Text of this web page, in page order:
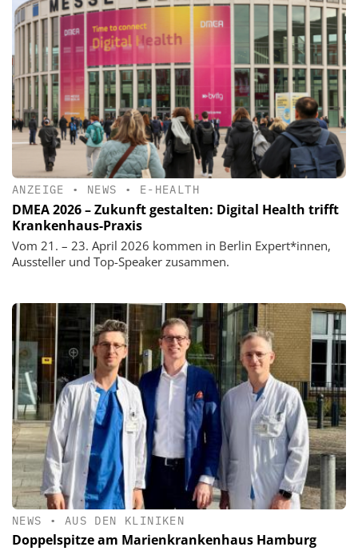
ANZEIGE • NEWS • E-HEALTH
DMEA 2026 – Zukunft gestalten: Digital Health trifft
Krankenhaus-Praxis
Vom 21. – 23. April 2026 kommen in Berlin Expert*innen,
Aussteller und Top-Speaker zusammen.
NEWS • AUS DEN KLINIKEN
Doppelspitze am Marienkrankenhaus Hamburg